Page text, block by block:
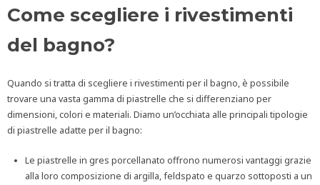
Come scegliere i rivestimenti
del bagno?
Quando si tratta di scegliere i rivestimenti per il bagno, è possibile
trovare una vasta gamma di piastrelle che si differenziano per
dimensioni, colori e materiali. Diamo un’occhiata alle principali tipologie
di piastrelle adatte per il bagno:
Le piastrelle in gres porcellanato offrono numerosi vantaggi grazie
alla loro composizione di argilla, feldspato e quarzo sottoposti a un